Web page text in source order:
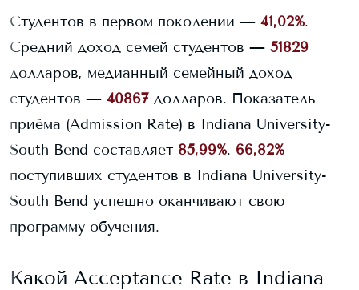
Студентов в первом поколении — 41,02%.
Средний доход семей студентов — 51829
долларов, медианный семейный доход
студентов — 40867 долларов. Показатель
приёма (Admission Rate) в Indiana University-
South Bend составляет 85,99%. 66,82%
поступивших студентов в Indiana University-
South Bend успешно оканчивают свою
программу обучения.
Какой Acceptance Rate в Indiana